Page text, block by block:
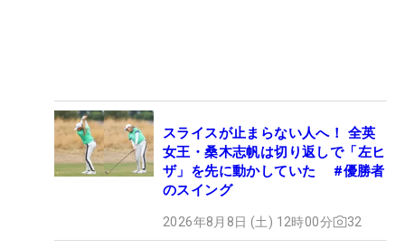
スライスが止まらない人へ！ 全英
女王・桑木志帆は切り返しで「左ヒ
ザ」を先に動かしていた #優勝者
のスイング
2026年8月8日 (土) 12時00分 32